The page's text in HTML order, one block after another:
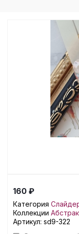
160 ₽
Категория
Коллекции
Артикул: sd9-322